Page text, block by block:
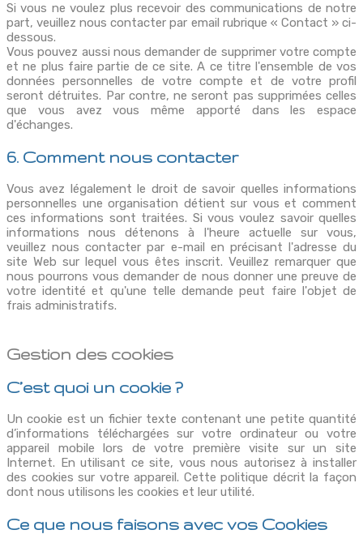
Si vous ne voulez plus recevoir des communications de notre
part, veuillez nous contacter par email rubrique « Contact » ci-
dessous.
Vous pouvez aussi nous demander de supprimer votre compte
et ne plus faire partie de ce site. A ce titre l'ensemble de vos
données personnelles de votre compte et de votre profil
seront détruites. Par contre, ne seront pas supprimées celles
que vous avez vous même apporté dans les espace
d'échanges.
6. Comment nous contacter
Vous avez légalement le droit de savoir quelles informations
personnelles une organisation détient sur vous et comment
ces informations sont traitées. Si vous voulez savoir quelles
informations nous détenons à l'heure actuelle sur vous,
veuillez nous contacter par e-mail en précisant l'adresse du
site Web sur lequel vous êtes inscrit. Veuillez remarquer que
nous pourrons vous demander de nous donner une preuve de
votre identité et qu'une telle demande peut faire l'objet de
frais administratifs.
Gestion des cookies
C’est quoi un cookie ?
Un cookie est un fichier texte contenant une petite quantité
d’informations téléchargées sur votre ordinateur ou votre
appareil mobile lors de votre première visite sur un site
Internet. En utilisant ce site, vous nous autorisez à installer
des cookies sur votre appareil. Cette politique décrit la façon
dont nous utilisons les cookies et leur utilité.
Ce que nous faisons avec vos Cookies